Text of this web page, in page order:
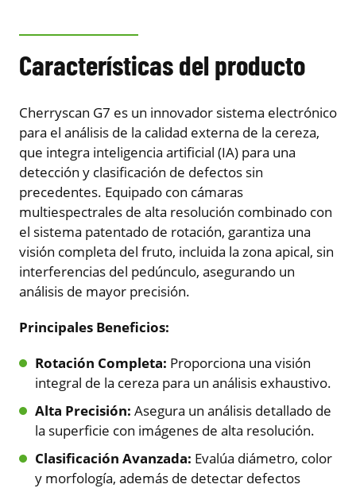
Características del producto
Cherryscan G7 es un innovador sistema electrónico
para el análisis de la calidad externa de la cereza,
que integra inteligencia artificial (IA) para una
detección y clasificación de defectos sin
precedentes. Equipado con cámaras
multiespectrales de alta resolución combinado con
el sistema patentado de rotación, garantiza una
visión completa del fruto, incluida la zona apical, sin
interferencias del pedúnculo, asegurando un
análisis de mayor precisión.
Principales Beneficios:
Rotación Completa: Proporciona una visión
integral de la cereza para un análisis exhaustivo.
Alta Precisión: Asegura un análisis detallado de
la superficie con imágenes de alta resolución.
Clasificación Avanzada: Evalúa diámetro, color
y morfología, además de detectar defectos